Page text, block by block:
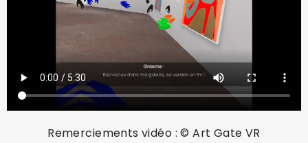
Remerciements vidéo :© Art Gate VR